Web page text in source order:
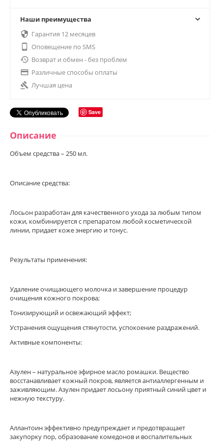
Наши преимущества
 Гарантия 12 месяцев

Оповещение по SMS
 Возврат и обмен - без проблем
 Различные способы оплаты
 Лучшая цена
Save
Описание
Объем средства – 250 мл.
Описание средства:
Лосьон разработан для качественного ухода за любым типом
кожи, комбинируется с препаратом любой косметической
линии, придает коже энергию и тонус.
Результаты применения:
Удаление очищающего молочка и завершение процедур
очищения кожного покрова;
Тонизирующий и освежающий эффект;
Устранения ощущения стянутости, успокоение раздражений.
Активные компоненты:
Азулен – натуральное эфирное масло ромашки. Вещество
восстанавливает кожный покров, является антиаллергенным и
заживляющим. Азулен придает лосьону приятный синий цвет и
нежную текстуру.
Аллантоин эффективно предупреждает и предотвращает
закупорку пор, образование комедонов и воспалительных